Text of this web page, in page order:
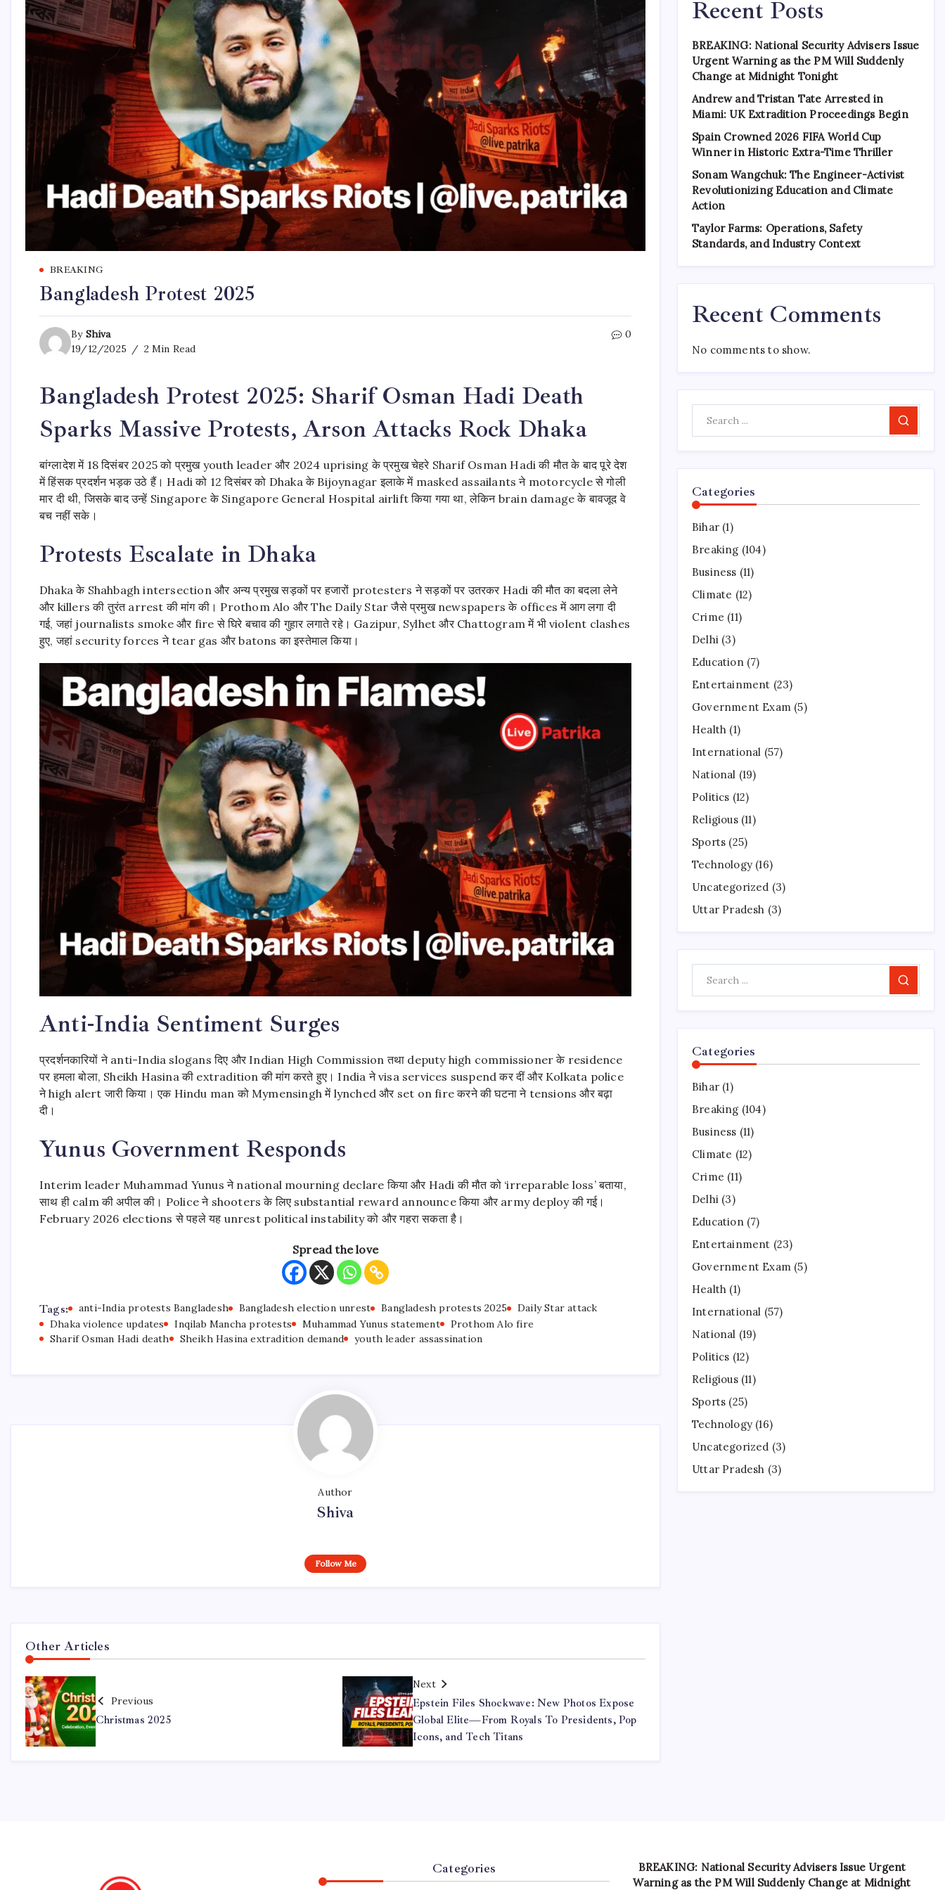
BREAKING
Bangladesh Protest 2025
By Shiva
19/12/2025
2 Min Read
0
Bangladesh Protest 2025: Sharif Osman Hadi Death
Sparks Massive Protests, Arson Attacks Rock Dhaka
बांग्लादेश में 18 दिसंबर 2025 को प्रमुख youth leader और 2024 uprising के प्रमुख चेहरे Sharif Osman Hadi की मौत के बाद पूरे देश
में हिंसक प्रदर्शन भड़क उठे हैं। Hadi को 12 दिसंबर को Dhaka के Bijoynagar इलाके में masked assailants ने motorcycle से गोली
मार दी थी, जिसके बाद उन्हें Singapore के Singapore General Hospital airlift किया गया था, लेकिन brain damage के बावजूद वे
बच नहीं सके।
Protests Escalate in Dhaka
Dhaka के Shahbagh intersection और अन्य प्रमुख सड़कों पर हजारों protesters ने सड़कों पर उतरकर Hadi की मौत का बदला लेने
और killers की तुरंत arrest की मांग की। Prothom Alo और The Daily Star जैसे प्रमुख newspapers के offices में आग लगा दी
गई, जहां journalists smoke और fire से घिरे बचाव की गुहार लगाते रहे। Gazipur, Sylhet और Chattogram में भी violent clashes
हुए, जहां security forces ने tear gas और batons का इस्तेमाल किया।
Anti-India Sentiment Surges
प्रदर्शनकारियों ने anti-India slogans दिए और Indian High Commission तथा deputy high commissioner के residence
पर हमला बोला, Sheikh Hasina की extradition की मांग करते हुए। India ने visa services suspend कर दीं और Kolkata police
ने high alert जारी किया। एक Hindu man को Mymensingh में lynched और set on fire करने की घटना ने tensions और बढ़ा
दी।
Yunus Government Responds
Interim leader Muhammad Yunus ने national mourning declare किया और Hadi की मौत को ‘irreparable loss’ बताया,
साथ ही calm की अपील की। Police ने shooters के लिए substantial reward announce किया और army deploy की गई।
February 2026 elections से पहले यह unrest political instability को और गहरा सकता है।
Spread the love
Tags: anti-India protests Bangladesh Bangladesh election unrest Bangladesh protests 2025
Daily Star attack
Dhaka violence updates
Inqilab Mancha protests Muhammad Yunus statement
Prothom Alo fire
Sharif Osman Hadi death
Sheikh Hasina extradition demand youth leader assassination
Author
Shiva
Follow Me
Other Articles
Previous
Christmas 2025
Next
Epstein Files Shockwave: New Photos Expose
Global Elite—From Royals To Presidents, Pop
Icons, and Tech Titans​
Recent Posts
BREAKING: National Security Advisers Issue
Urgent Warning as the PM Will Suddenly
Change at Midnight Tonight
Andrew and Tristan Tate Arrested in
Miami: UK Extradition Proceedings Begin
Spain Crowned 2026 FIFA World Cup
Winner in Historic Extra-Time Thriller
Sonam Wangchuk: The Engineer-Activist
Revolutionizing Education and Climate
Action
Taylor Farms: Operations, Safety
Standards, and Industry Context
Recent Comments
No comments to show.
Search
Categories
Bihar (1)
Breaking (104)
Business (11)
Climate (12)
Crime (11)
Delhi (3)
Education(7)
Entertainment (23)
Government Exam (5)
Health (1)
International (57)
National (19)
Politics (12)
Religious(11)
Sports (25)
Technology (16)
Uncategorized (3)
Uttar Pradesh (3)
Search
Categories
Bihar (1)
Breaking (104)
Business (11)
Climate (12)
Crime (11)
Delhi (3)
Education(7)
Entertainment (23)
Government Exam (5)
Health (1)
International (57)
National (19)
Politics (12)
Religious(11)
Sports (25)
Technology (16)
Uncategorized (3)
Uttar Pradesh (3)
Categories
BREAKING: National Security Advisers Issue Urgent
Warning as the PM Will Suddenly Change at Midnight